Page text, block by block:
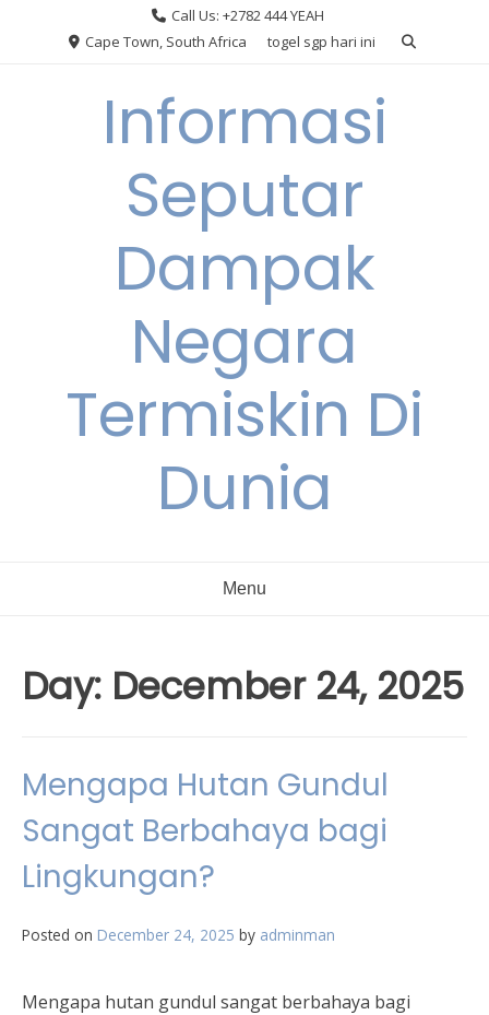
Call Us: +2782 444 YEAH
Cape Town, South Africa
togel sgp hari ini
Informasi
Seputar
Dampak
Negara
Termiskin Di
Dunia
Menu
Day: December 24, 2025
Mengapa Hutan Gundul
Sangat Berbahaya bagi
Lingkungan?
Posted on December 24, 2025 by adminman
Mengapa hutan gundul sangat berbahaya bagi